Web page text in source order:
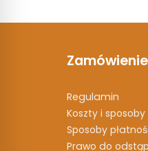
Zamówienie
Regulamin
Koszty i
Sposoby
Prawo do